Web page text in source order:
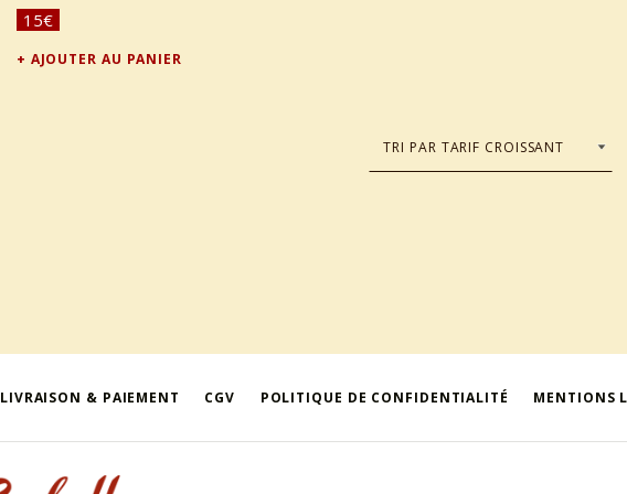
15€
AJOUTER AU PANIER
LIVRAISON & PAIEMENT CGV POLITIQUE DE CONFIDENTIALITÉ MENTIONS